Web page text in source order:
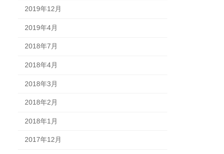
2019年12月
2019年4月
2018年7月
2018年4月
2018年3月
2018年2月
2018年1月
2017年12月